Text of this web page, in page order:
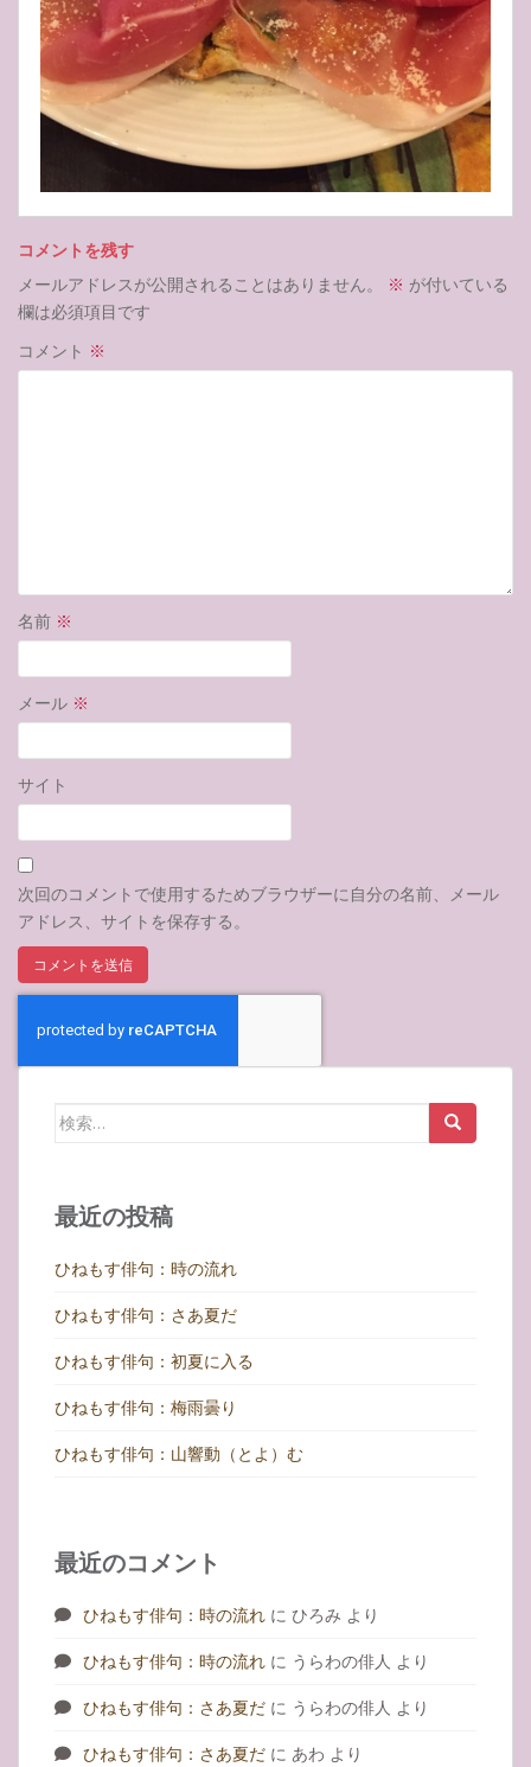
コメントを残す
メールアドレスが公開されることはありません。
※ が付いている
欄は必須項目です
コメント ※
名前 ※
メール ※
サイト
次回のコメントで使用するためブラウザーに自分の名前、メール
アドレス、サイトを保存する。
検
最近の投稿
ひねもす俳句：時の流れ
ひねもす俳句：さあ夏だ
ひねもす俳句：初夏に入る
ひねもす俳句：梅雨曇り
ひねもす俳句：山響動（とよ）む
最近のコメント
ひねもす俳句：時の流れ に ひろみ より
ひねもす俳句：時の流れ に うらわの俳人 より
ひねもす俳句：さあ夏だ に うらわの俳人 より
ひねもす俳句：さあ夏だ に あわ より